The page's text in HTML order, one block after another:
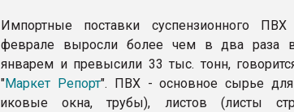
Импортные поставки суспензионного
феврале выросли более чем в два раза
январем и превысили 33 тыс. тонн,
"Маркет Репорт". ПВХ - основное сырье для
окна, трубы), листов (листы